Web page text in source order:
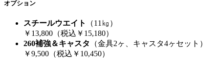
オプション
スチールウエイト
（11㎏）
￥13,800（税込￥15,180）
260補強＆キャスタ
（金具2ヶ、キャスタ4ヶセット）
￥9,500（税込￥10,450）